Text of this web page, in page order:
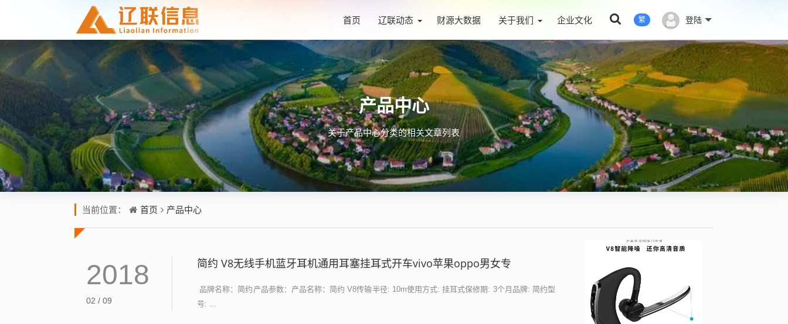
登陆
繁
首页 辽联动态 财源大数据 关于我们 企业文化
产品中心
关于产品中心分类的相关文章列表
当前位置： 首页 产品中心
2018
02 / 09
简约 V8无线手机蓝牙耳机通用耳塞挂耳式开车vivo苹果oppo男女专
品牌名称：简约产品参数：产品名称：简约 V8传输半径: 10m使用方式: 挂耳式保修期: 3个月品牌: 简约型
号: ...